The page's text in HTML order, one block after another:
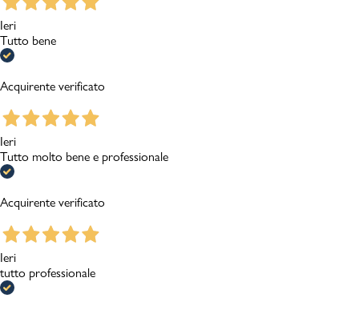
Ieri
Tutto bene
Acquirente verificato
Ieri
Tutto molto bene e professionale
Acquirente verificato
Ieri
tutto professionale